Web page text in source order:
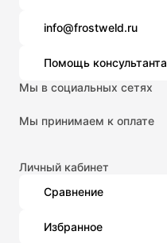
info@frostweld.ru
Помощь консультанта
Мы в социальных сетях
Мы принимаем к оплате
Личный кабинет
Сравнение
Избранное